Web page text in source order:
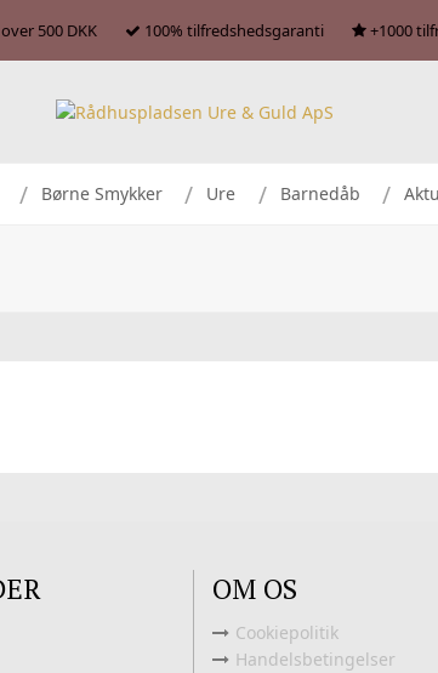
500 DKK 100% tilfredshedsgaranti +1000
Børne Smykker Ure Barnedåb
OM OS
Cookiepolitik
Handelsbetingelser